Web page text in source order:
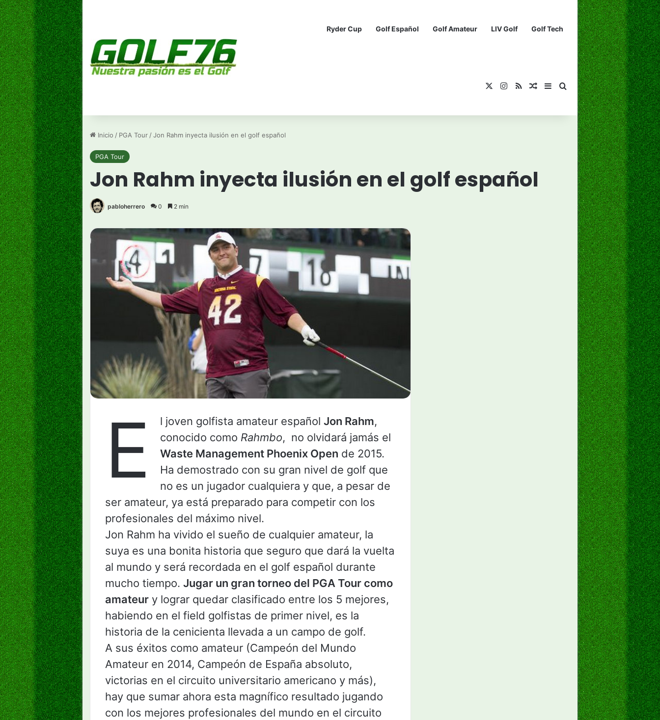
Ryder Cup Golf Español Golf Amateur LIV Golf Golf Tech
Instagram
RSS ¡Muéstrame un artículo
Barra lateral
Buscar...
Inicio / PGA Tour /Jon Rahm inyecta ilusión en el golf español
PGA Tour
Jon Rahm inyecta ilusión en el golf español
pabloherrero 0 2 min
E l joven golfista amateur español Jon Rahm,
conocido como Rahmbo, no olvidará jamás el
Waste Management Phoenix Open de 2015.
Ha demostrado con su gran nivel de golf que
no es un jugador cualquiera y que, a pesar de
ser amateur, ya está preparado para competir con los
profesionales del máximo nivel.
Jon Rahm ha vivido el sueño de cualquier amateur, la
suya es una bonita historia que seguro que dará la vuelta
al mundo y será recordada en el golf español durante
mucho tiempo. Jugar un gran torneo del PGA Tour como
amateur y lograr quedar clasificado entre los 5 mejores,
habiendo en el field golfistas de primer nivel, es la
historia de la cenicienta llevada a un campo de golf.
A sus éxitos como amateur (Campeón del Mundo
Amateur en 2014, Campeón de España absoluto,
victorias en el circuito universitario americano y más),
hay que sumar ahora esta magnífico resultado jugando
con los mejores profesionales del mundo en el circuito